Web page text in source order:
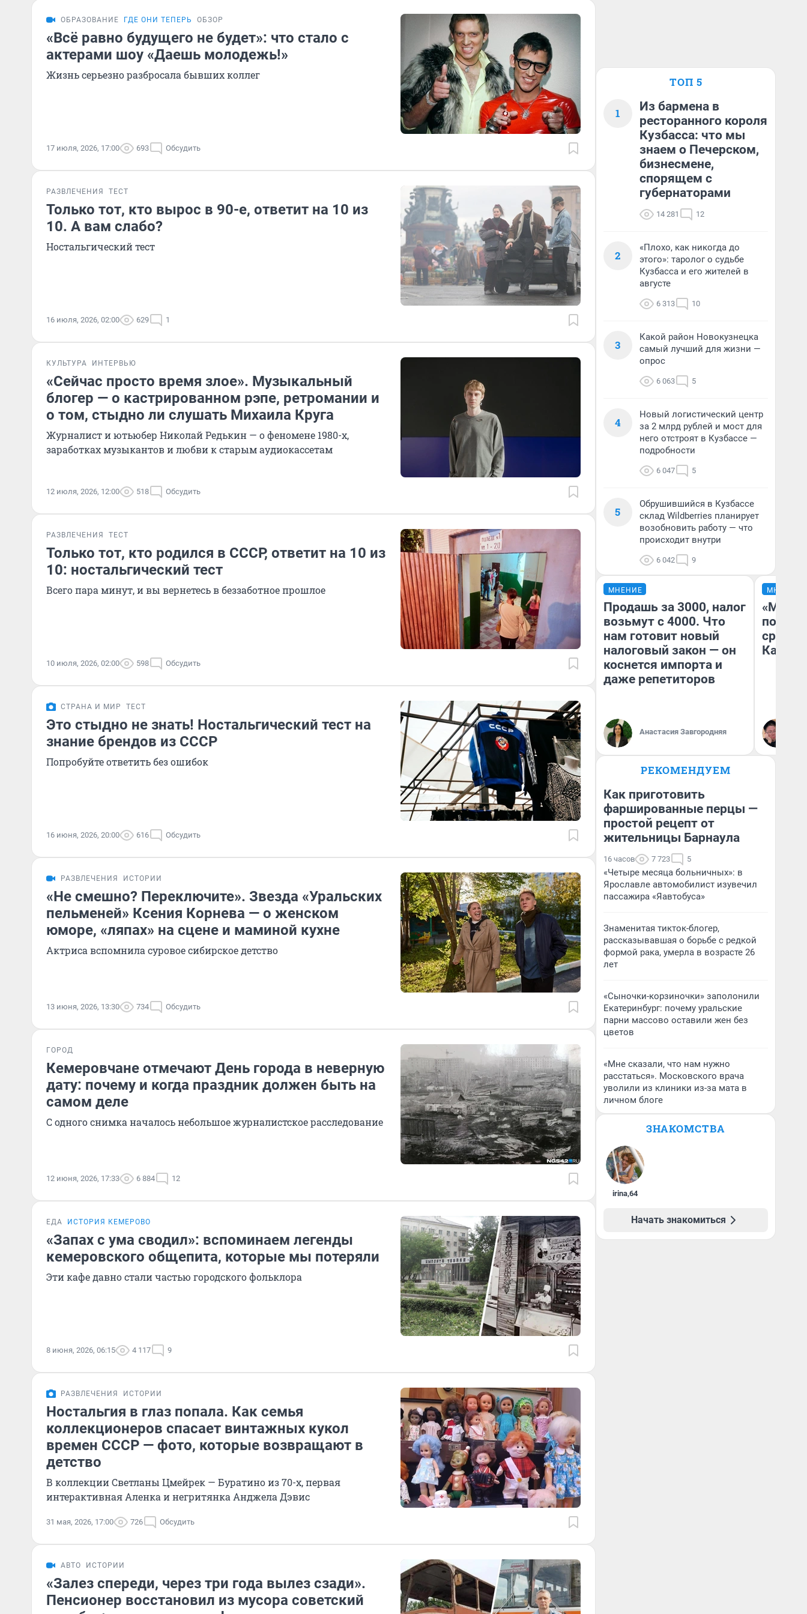
ОБРАЗОВАНИЕ ГДЕ ОНИ ТЕПЕРЬ ОБЗОР
«Всё равно будущего не будет»: что стало с
актерами шоу «Даешь молодежь!»
Жизнь серьезно разбросала бывших коллег
17 июля, 2026, 17:00 693 Обсудить
РАЗВЛЕЧЕНИЯ ТЕСТ
Только тот, кто вырос в 90-е, ответит на 10 из
10. А вам слабо?
Ностальгический тест
16 июля, 2026, 02:00 629 1
КУЛЬТУРА ИНТЕРВЬЮ
«Сейчас просто время злое». Музыкальный
блогер — о кастрированном рэпе, ретромании и
о том, стыдно ли слушать Михаила Круга
Журналист и ютьюбер Николай Редькин — о феномене 1980-х,
заработках музыкантов и любви к старым аудиокассетам
12 июля, 2026, 12:00 518 Обсудить
РАЗВЛЕЧЕНИЯ ТЕСТ
Только тот, кто родился в СССР, ответит на 10 из
10: ностальгический тест
Всего пара минут, и вы вернетесь в беззаботное прошлое
10 июля, 2026, 02:00 598 Обсудить
СТРАНА И МИР ТЕСТ
Это стыдно не знать! Ностальгический тест на
знание брендов из СССР
Попробуйте ответить без ошибок
16 июня, 2026, 20:00 616 Обсудить
РАЗВЛЕЧЕНИЯ ИСТОРИИ
«Не смешно? Переключите». Звезда «Уральских
пельменей» Ксения Корнева — о женском
юморе, «ляпах» на сцене и маминой кухне
Актриса вспомнила суровое сибирское детство
13 июня, 2026, 13:30 734 Обсудить
ГОРОД
Кемеровчане отмечают День города в неверную
дату: почему и когда праздник должен быть на
самом деле
С одного снимка началось небольшое журналистское расследование
12 июня, 2026, 17:33 6 884 12
ЕДА ИСТОРИЯ КЕМЕРОВО
«Запах с ума сводил»: вспоминаем легенды
кемеровского общепита, которые мы потеряли
Эти кафе давно стали частью городского фольклора
8 июня, 2026, 06:15 4 117 9
РАЗВЛЕЧЕНИЯ ИСТОРИИ
Ностальгия в глаз попала. Как семья
коллекционеров спасает винтажных кукол
времен СССР — фото, которые возвращают в
детство
В коллекции Светланы Цмейрек — Буратино из 70-х, первая
интерактивная Аленка и негритянка Анджела Дэвис
31 мая, 2026, 17:00 726 Обсудить
АВТО ИСТОРИИ
«Залез спереди, через три года вылез сзади».
Пенсионер восстановил из мусора советский
ТОП 5
1
Из бармена в
ресторанного короля
Кузбасса: что мы
знаем о Печерском,
бизнесмене,
спорящем с
губернаторами
14 281 12
2
«Плохо, как никогда до
этого»: таролог о судьбе
Кузбасса и его жителей в
августе
6 313 10
3
Какой район Новокузнецка
самый лучший для жизни —
опрос
6 063 5
4
Новый логистический центр
за 2 млрд рублей и мост для
него отстроят в Кузбассе —
подробности
6 047 5
5
Обрушившийся в Кузбассе
склад Wildberries планирует
возобновить работу — что
происходит внутри
6 042 9
МНЕНИЕ
Продашь за 3000, налог
возьмут с 4000. Что
нам готовит новый
налоговый закон — он
коснется импорта и
даже репетиторов
Анастасия Завгородняя
МНЕНИЕ
РЕКОМЕНДУЕМ
Как приготовить
фаршированные перцы —
простой рецепт от
жительницы Барнаула
16 часов 7 723 5
«Четыре месяца больничных»: в
Ярославле автомобилист изувечил
пассажира «Яавтобуса»
Знаменитая тикток-блогер,
рассказывавшая о борьбе с редкой
формой рака, умерла в возрасте 26
лет
«Сыночки-корзиночки» заполонили
Екатеринбург: почему уральские
парни массово оставили жен без
цветов
«Мне сказали, что нам нужно
расстаться». Московского врача
уволили из клиники из-за мата в
личном блоге
ЗНАКОМСТВА
irina,64
Начать знакомиться